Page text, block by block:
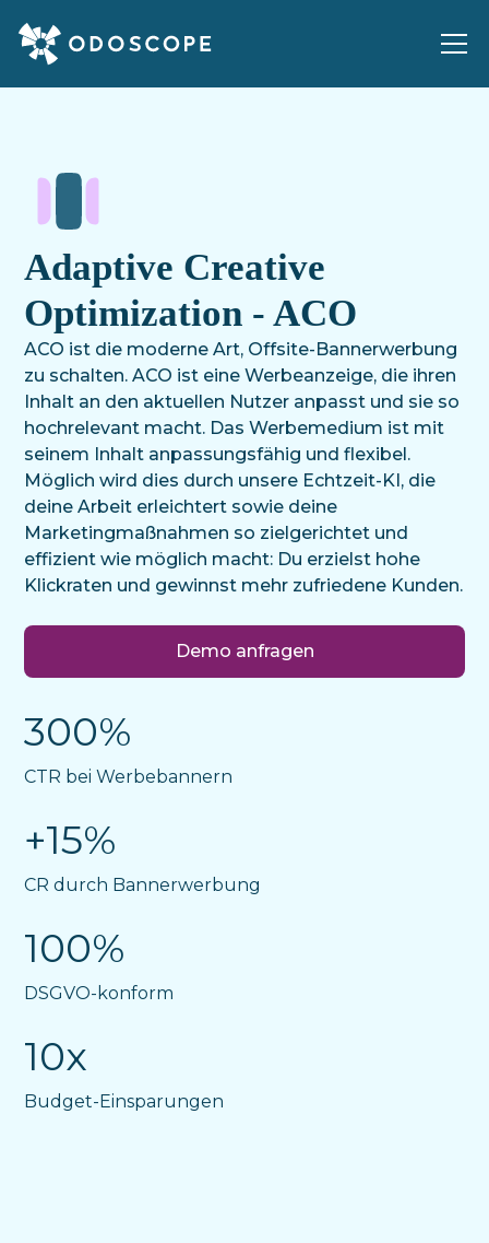
Adaptive Creative
Optimization - ACO
ACO ist die moderne Art, Offsite-Bannerwerbung
zu schalten. ACO ist eine Werbeanzeige, die ihren
Inhalt an den aktuellen Nutzer anpasst und sie so
hochrelevant macht. Das Werbemedium ist mit
seinem Inhalt anpassungsfähig und flexibel.
Möglich wird dies durch unsere Echtzeit-KI, die
deine Arbeit erleichtert sowie deine
Marketingmaßnahmen so zielgerichtet und
effizient wie möglich macht: Du erzielst hohe
Klickraten und gewinnst mehr zufriedene Kunden.
Demo anfragen
300%
CTR bei Werbebannern
+15%
CR durch Bannerwerbung
100%
DSGVO-konform
10x
Budget-Einsparungen